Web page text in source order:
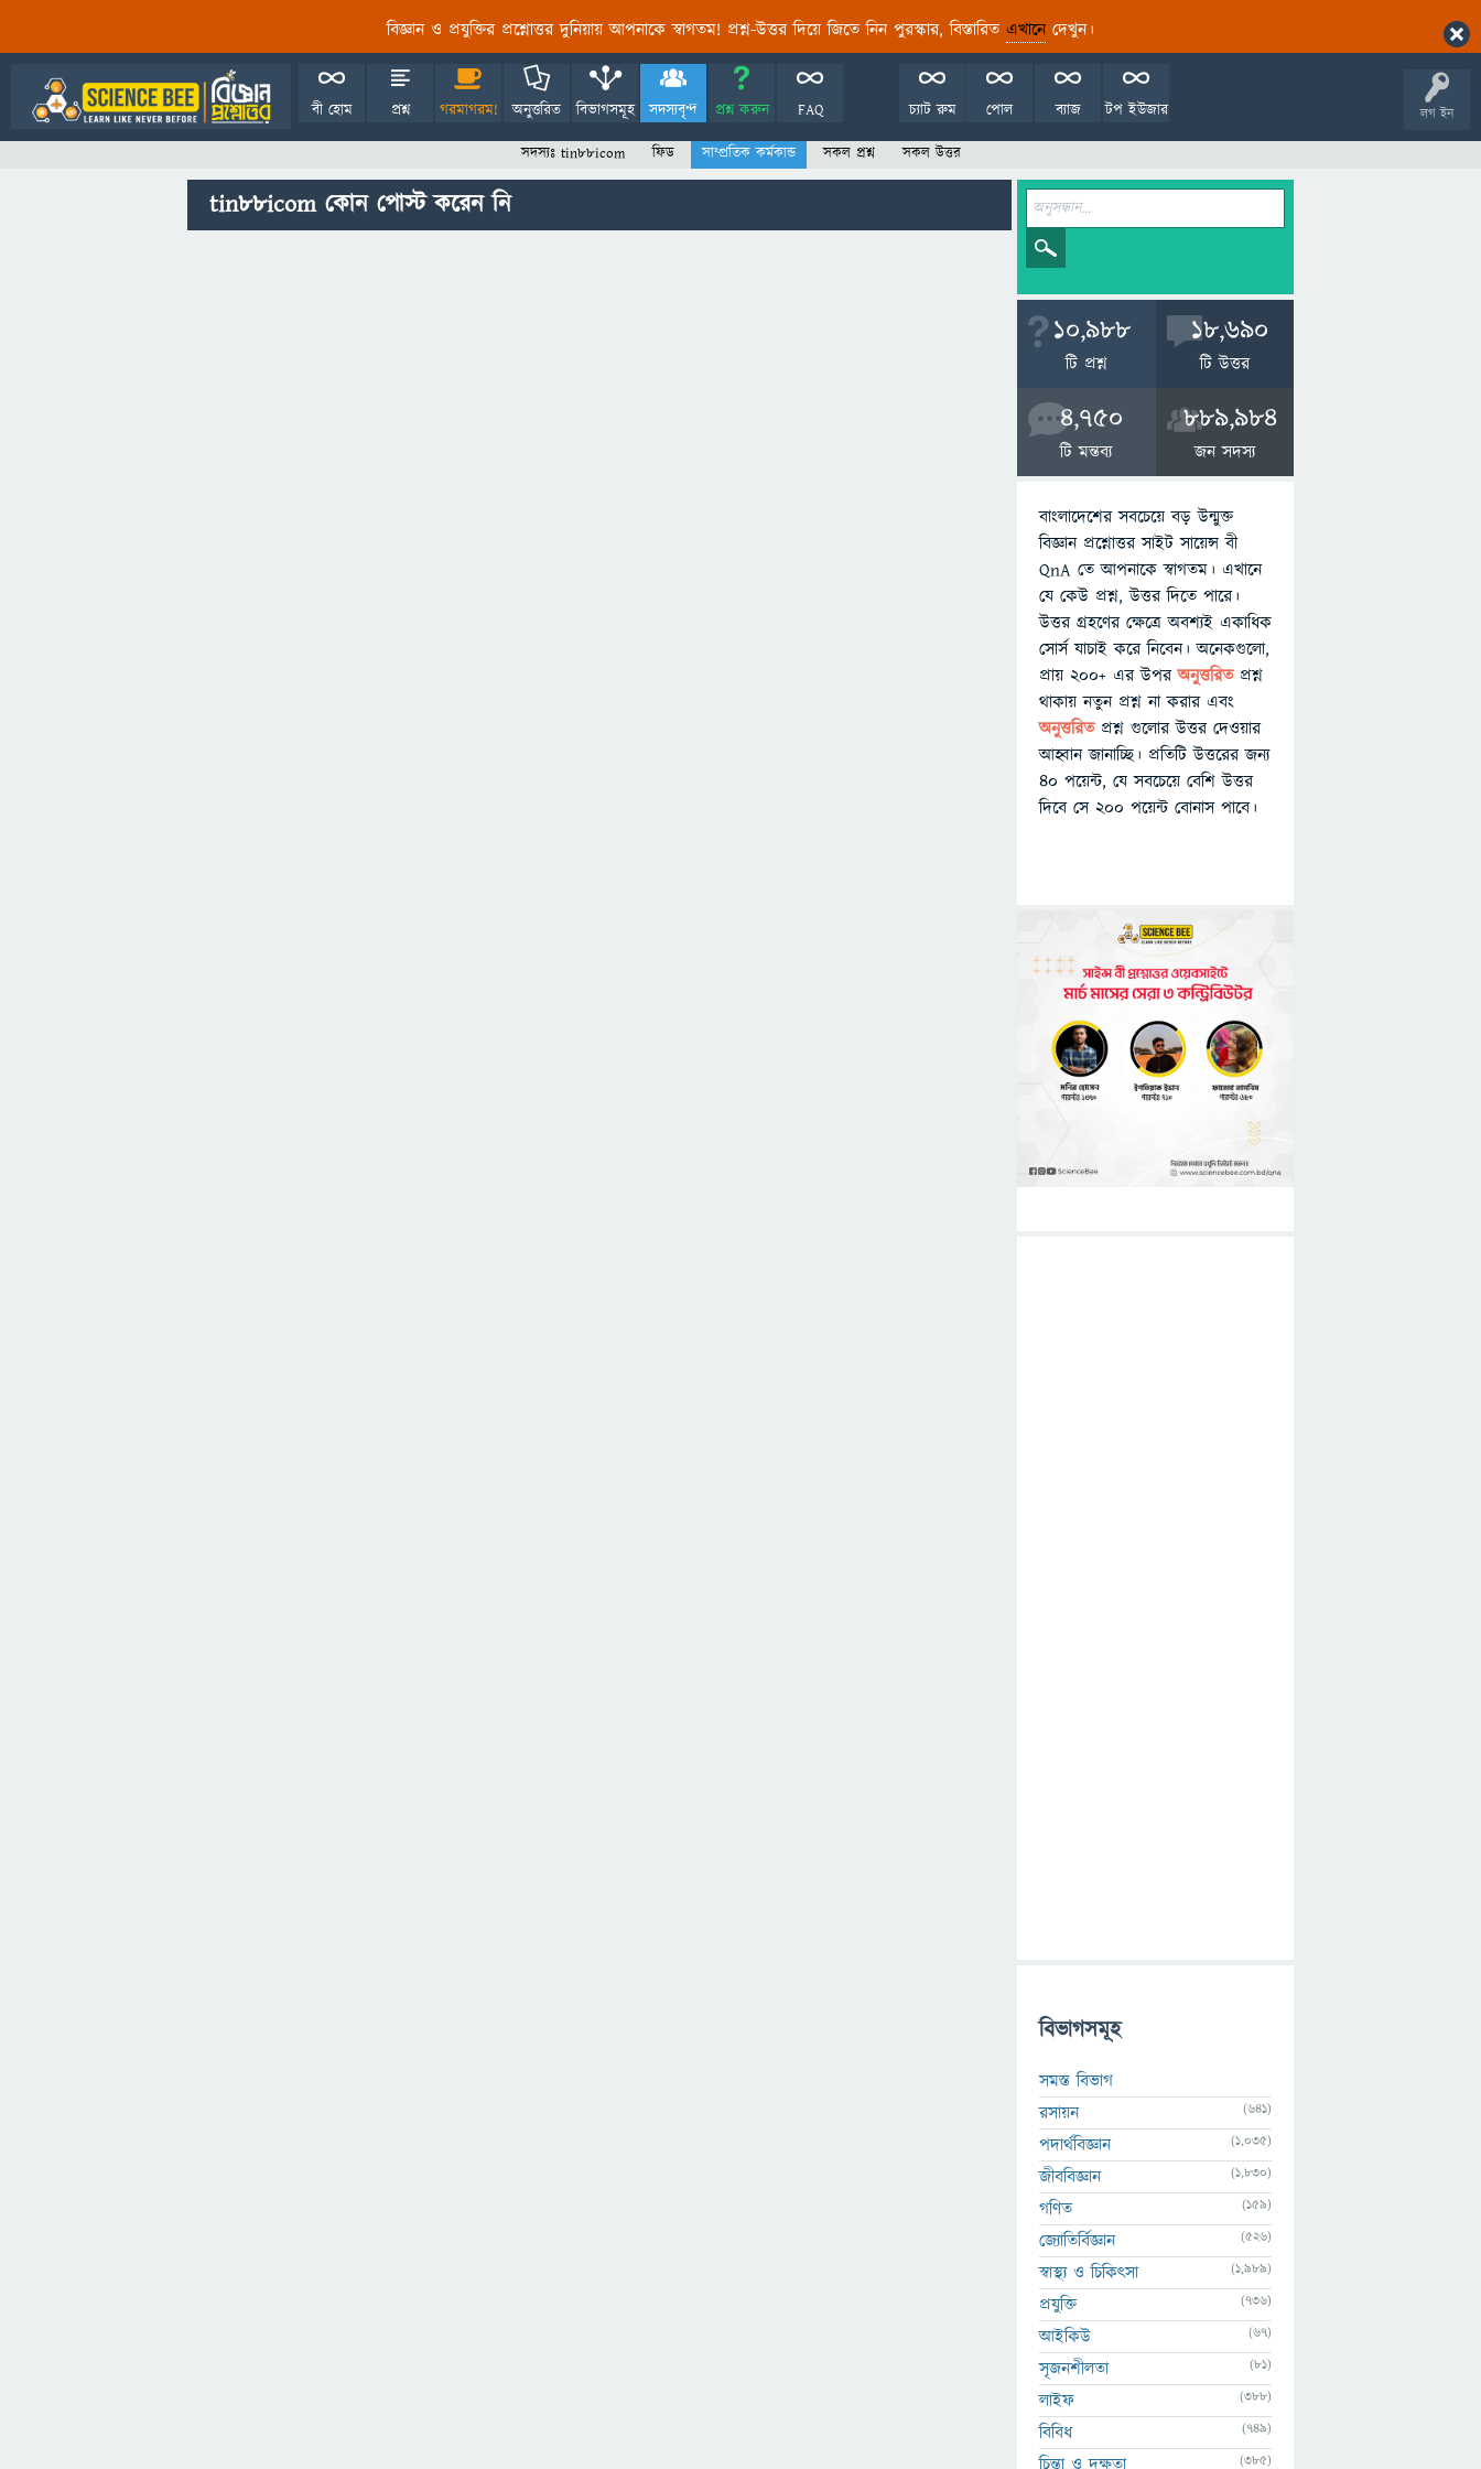
বিজ্ঞান ও প্রযুক্তির প্রশ্নোত্তর দুনিয়ায় আপনাকে স্বাগতম! প্রশ্ন-উত্তর দিয়ে জিতে নিন পুরস্কার, বিস্তারিত এখানেদেখুন।
লগ ইন
বী হোম প্রশ্ন গরমাগরম! অনুত্তরিত বিভাগসমূহ সদস্যবৃন্দ প্রশ্ন করুন FAQ টপ ইউজার
ব্যাজ
পোল
চ্যাট রুম
সদস্যঃ tin88icom ফিড সাম্প্রতিক কর্মকান্ড সকল প্রশ্ন সকল উত্তর
tin88icom কোন পোস্ট করেন নি
10,988
টি প্রশ্ন
18,690
টি উত্তর
4,750
টি মন্তব্য
889,984
জন সদস্য
বাংলাদেশের সবচেয়ে বড় উন্মুক্ত
বিজ্ঞান প্রশ্নোত্তর সাইট সায়েন্স বী
QnA তে আপনাকে স্বাগতম। এখানে
যে কেউ প্রশ্ন, উত্তর দিতে পারে।
উত্তর গ্রহণের ক্ষেত্রে অবশ্যই একাধিক
সোর্স যাচাই করে নিবেন। অনেকগুলো,
প্রায় ২০০+ এর উপরঅনুত্তরিতপ্রশ্ন
থাকায় নতুন প্রশ্ন না করার এবং
অনুত্তরিত প্রশ্ন গুলোর উত্তর দেওয়ার
আহ্বান জানাচ্ছি। প্রতিটি উত্তরের জন্য
৪০ পয়েন্ট, যে সবচেয়ে বেশি উত্তর
দিবে সে ২০০ পয়েন্ট বোনাস পাবে।
বিভাগসমূহ
সমস্ত বিভাগ
রসায়ন
(641)
পদার্থবিজ্ঞান (1,035)
জীববিজ্ঞান (1,830)
গণিত (159)
জ্যোতির্বিজ্ঞান (526)
স্বাস্থ্য ও চিকিৎসা (1,989)
প্রযুক্তি (736)
আইকিউ (67)
সৃজনশীলতা (81)
লাইফ (388)
বিবিধ (749)
চিন্তা ও দক্ষতা (385)